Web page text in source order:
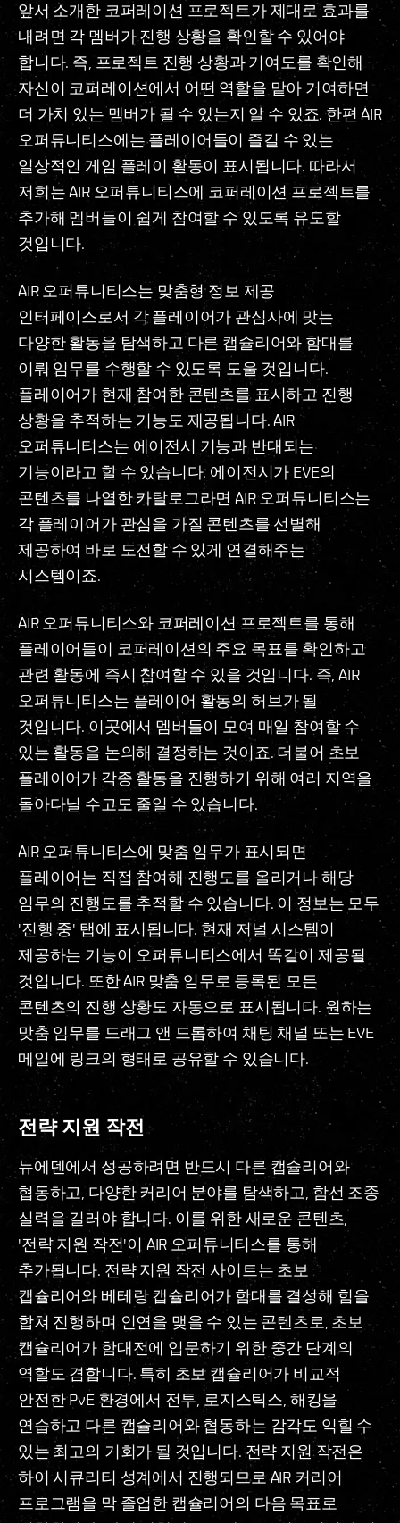
앞서 소개한 코퍼레이션 프로젝트가 제대로 효과를
내려면 각 멤버가 진행 상황을 확인할 수 있어야
합니다. 즉, 프로젝트 진행 상황과 기여도를 확인해
자신이 코퍼레이션에서 어떤 역할을 맡아 기여하면
더 가치 있는 멤버가 될 수 있는지 알 수 있죠. 한편 AIR
오퍼튜니티스에는 플레이어들이 즐길 수 있는
일상적인 게임 플레이 활동이 표시됩니다. 따라서
저희는 AIR 오퍼튜니티스에 코퍼레이션 프로젝트를
추가해 멤버들이 쉽게 참여할 수 있도록 유도할
것입니다.
AIR 오퍼튜니티스는 맞춤형 정보 제공
인터페이스로서 각 플레이어가 관심사에 맞는
다양한 활동을 탐색하고 다른 캡슐리어와 함대를
이뤄 임무를 수행할 수 있도록 도울 것입니다.
플레이어가 현재 참여한 콘텐츠를 표시하고 진행
상황을 추적하는 기능도 제공됩니다. AIR
오퍼튜니티스는 에이전시 기능과 반대되는
기능이라고 할 수 있습니다. 에이전시가 EVE의
콘텐츠를 나열한 카탈로그라면 AIR 오퍼튜니티스는
각 플레이어가 관심을 가질 콘텐츠를 선별해
제공하여 바로 도전할 수 있게 연결해주는
시스템이죠.
AIR 오퍼튜니티스와 코퍼레이션 프로젝트를 통해
플레이어들이 코퍼레이션의 주요 목표를 확인하고
관련 활동에 즉시 참여할 수 있을 것입니다. 즉, AIR
오퍼튜니티스는 플레이어 활동의 허브가 될
것입니다. 이곳에서 멤버들이 모여 매일 참여할 수
있는 활동을 논의해 결정하는 것이죠. 더불어 초보
플레이어가 각종 활동을 진행하기 위해 여러 지역을
돌아다닐 수고도 줄일 수 있습니다.
AIR 오퍼튜니티스에 맞춤 임무가 표시되면
플레이어는 직접 참여해 진행도를 올리거나 해당
임무의 진행도를 추적할 수 있습니다. 이 정보는 모두
'진행 중' 탭에 표시됩니다. 현재 저널 시스템이
제공하는 기능이 오퍼튜니티스에서 똑같이 제공될
것입니다. 또한 AIR 맞춤 임무로 등록된 모든
콘텐츠의 진행 상황도 자동으로 표시됩니다. 원하는
맞춤 임무를 드래그 앤 드롭하여 채팅 채널 또는 EVE
메일에 링크의 형태로 공유할 수 있습니다.
전략 지원 작전
뉴에덴에서 성공하려면 반드시 다른 캡슐리어와
협동하고, 다양한 커리어 분야를 탐색하고, 함선 조종
실력을 길러야 합니다. 이를 위한 새로운 콘텐츠,
'전략 지원 작전'이 AIR 오퍼튜니티스를 통해
추가됩니다. 전략 지원 작전 사이트는 초보
캡슐리어와 베테랑 캡슐리어가 함대를 결성해 힘을
합쳐 진행하며 인연을 맺을 수 있는 콘텐츠로, 초보
캡슐리어가 함대전에 입문하기 위한 중간 단계의
역할도 겸합니다. 특히 초보 캡슐리어가 비교적
안전한 PvE 환경에서 전투, 로지스틱스, 해킹을
연습하고 다른 캡슐리어와 협동하는 감각도 익힐 수
있는 최고의 기회가 될 것입니다. 전략 지원 작전은
하이 시큐리티 성계에서 진행되므로 AIR 커리어
프로그램을 막 졸업한 캡슐리어의 다음 목표로